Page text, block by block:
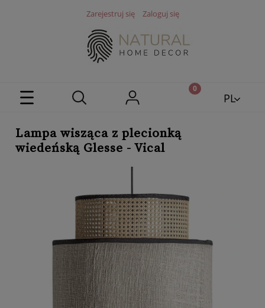
Zarejestruj się Zaloguj się
PL
Lampa wisząca z plecionką
wiedeńską Glesse - Vical